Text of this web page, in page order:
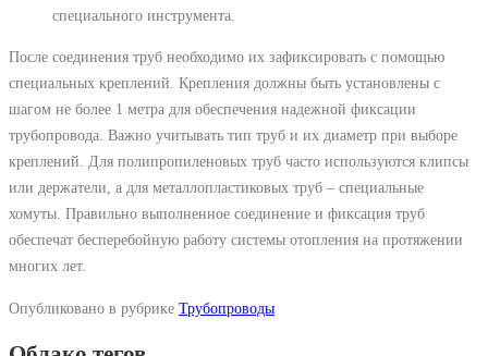
специального инструмента.
После соединения труб необходимо их зафиксировать с помощью
специальных креплений. Крепления должны быть установлены с
шагом не более 1 метра для обеспечения надежной фиксации
трубопровода. Важно учитывать тип труб и их диаметр при выборе
креплений. Для полипропиленовых труб часто используются клипсы
или держатели, а для металлопластиковых труб – специальные
хомуты. Правильно выполненное соединение и фиксация труб
обеспечат бесперебойную работу системы отопления на протяжении
многих лет.
Опубликовано в рубрике Трубопроводы